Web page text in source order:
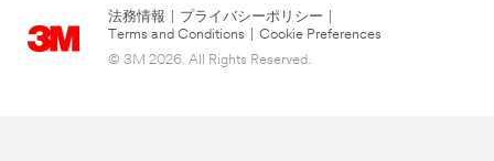
法務情報 プライバシーポリシー
Terms and Conditions
Cookie Preferences
© 3M 2026. All Rights Reserved.